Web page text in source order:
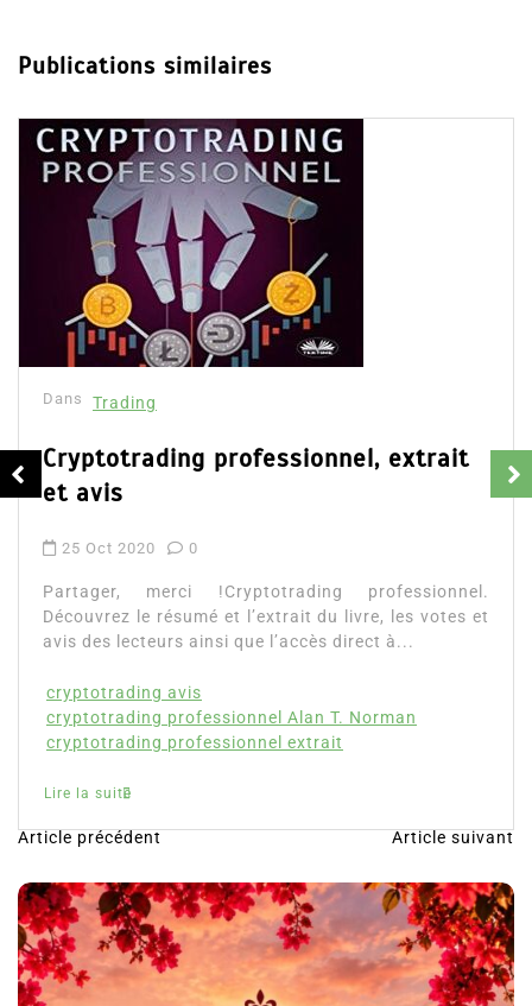
Publications similaires
Dans Trading
Cryptotrading professionnel, extrait
et avis
25 Oct 2020 0
Partager, merci !Cryptotrading professionnel.
Découvrez le résumé et l’extrait du livre, les votes et
avis des lecteurs ainsi que l’accès direct à...
cryptotrading avis
cryptotrading professionnel Alan T. Norman
cryptotrading professionnel extrait
Lire la suite
N
a
v
i
g
Article précédent Article suivant